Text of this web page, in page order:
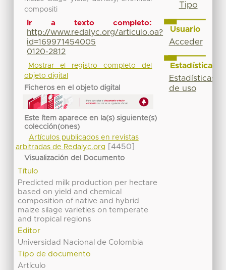
compositi
Ir a texto completo:
http://www.redalyc.org/articulo.oa?
id=169971454005
0120-2812
Mostrar el registro completo del
objeto digital
Ficheros en el objeto digital
Este ítem aparece en la(s) siguiente(s)
colección(ones)
Artículos publicados en revistas
arbitradas de Redalyc.org
[4450]
Visualización del Documento
Título
Predicted milk production per hectare
based on yield and chemical
composition of native and hybrid
maize silage varieties on temperate
and tropical regions
Editor
Universidad Nacional de Colombia
Tipo de documento
Artículo
Tipo
Usuario
Acceder
Estadísticas
Estadísticas
de uso